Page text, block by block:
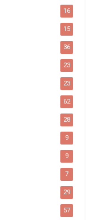
16
15
36
23
23
62
28
9
9
7
29
57